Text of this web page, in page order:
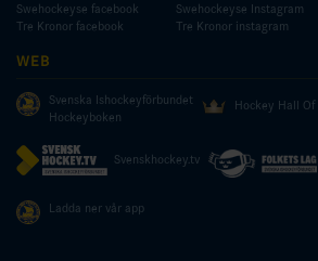
Swehockeyse facebook
Tre Kronor facebook
Swehockeyse Instagram
Tre Kronor instagram
WEB
Svenska Ishockeyförbundet
Hockeyboken
Hockey Hall Of
Svenskhockey.tv
Ladda ner vår app